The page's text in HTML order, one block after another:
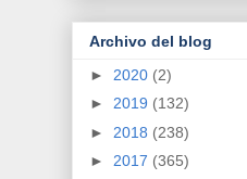
Archivo del blog
► 2020 (2)
► 2019 (132)
► 2018 (238)
► 2017 (365)